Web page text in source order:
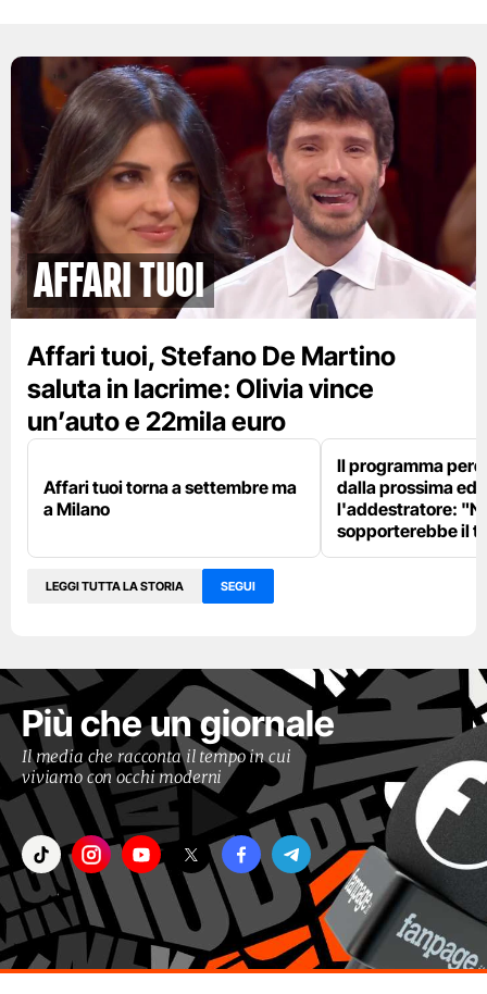
Affari tuoi
Affari tuoi, Stefano De Martino
saluta in lacrime: Olivia vince
un’auto e 22mila euro
Affari tuoi torna a settembre ma
a Milano
Il programma
dalla prossima
l'addestratore:
sopporterebbe il
LEGGI TUTTA LA STORIA SEGUI
Più che un giornale
Il media che racconta il tempo in cui
viviamo con occhi moderni